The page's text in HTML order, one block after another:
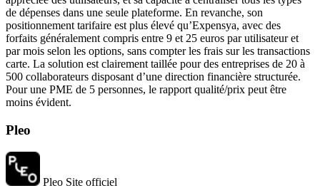
de dépenses dans une seule plateforme. En revanche, son
positionnement tarifaire est plus élevé qu’Expensya, avec des
forfaits généralement compris entre 9 et 25 euros par utilisateur et
par mois selon les options, sans compter les frais sur les transactions
carte. La solution est clairement taillée pour des entreprises de 20 à
500 collaborateurs disposant d’une direction financière structurée.
Pour une PME de 5 personnes, le rapport qualité/prix peut être
moins évident.
Pleo
Pleo Site officiel